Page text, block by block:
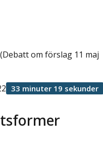
om förslag 11 maj
33 minuter 19 sekunder